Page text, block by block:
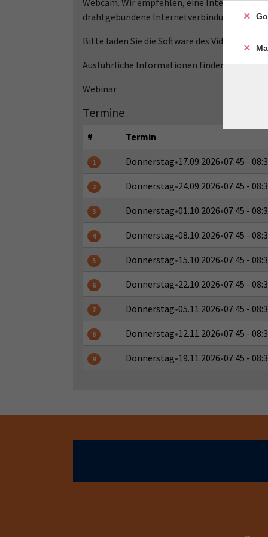
Webcam. Wir empfehlen, eine
drahtgebundene Internetverbindung (LAN)
Bitte laden Sie die Software des Video-
Ausführliche Informationen finden Sie auf
Webinar
Termine
# Termin
1 Donnerstag•17.09.2026•07:45 -
2 Donnerstag•24.09.2026•07:45 -
3 Donnerstag•01.10.2026•07:45 -
4 Donnerstag•08.10.2026•07:45 -
5 Donnerstag•15.10.2026•07:45 -
6 Donnerstag•22.10.2026•07:45 -
7 Donnerstag•05.11.2026•07:45 -
8 Donnerstag•12.11.2026•07:45 -
9 Donnerstag•19.11.2026•07:45 -